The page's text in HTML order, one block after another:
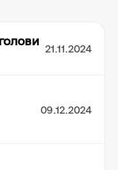
21.11.2024
09.12.2024